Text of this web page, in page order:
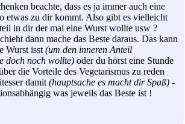
beachte, dass es ja immer auch eine
etwas zu dir kommt. Also gibt es vielleicht
in dir der mal eine Wurst wollte usw ?
dann mache das Beste daraus. Das kann
Wurst isst (um den inneren Anteil
doch noch wollte) oder du hörst eine Stunde
die Vorteile des Vegetarismus zu reden
damit (hauptsache es macht dir Spaß) -
was jeweils das Beste ist !